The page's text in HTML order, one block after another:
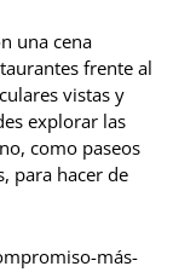
una cena
frente al
vistas y
explorar las
como paseos
para hacer de